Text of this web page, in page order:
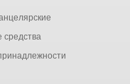
средства